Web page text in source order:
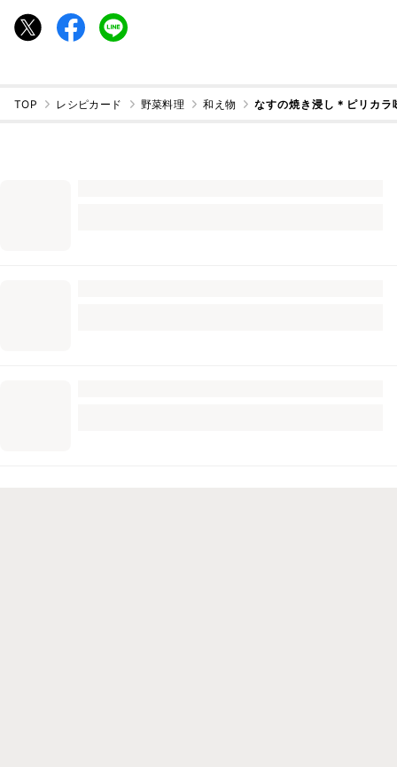
TOP レシピカード 野菜料理 和え物 なすの焼き浸し＊ピリカラ